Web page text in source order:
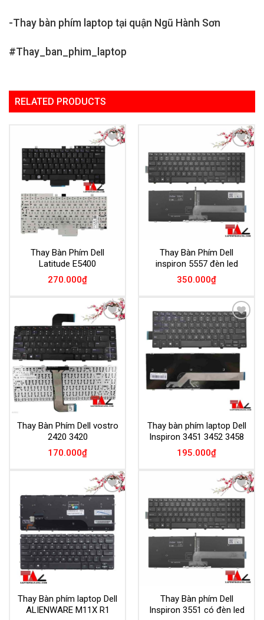
-Thay bàn phím laptop tại quận Ngũ Hành Sơn
#Thay_ban_phim_laptop
RELATED PRODUCTS
Add to
Wishlist
Thay Bàn Phím Dell
Latitude E5400
270.000₫
Add to
Wishlist
Thay Bàn Phím Dell
inspiron 5557 đèn led
350.000₫
Add to
Wishlist
Thay Bàn Phím Dell vostro
2420 3420
170.000₫
Add to
Wishlist
Thay bàn phím laptop Dell
Inspiron 3451 3452 3458
195.000₫
Add to
Wishlist
Thay Bàn phím laptop Dell
ALIENWARE M11X R1
Add to
Wishlist
Thay Bàn phím Dell
Inspiron 3551 có đèn led